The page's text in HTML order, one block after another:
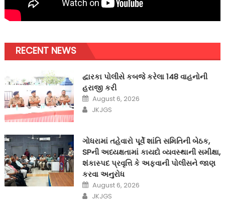
RECENT NEWS
દ્વારકા પોલીસે કબજે કરેલા 148 વાહનોની
હરાજી કરી
Posted
on
August 6, 2026
Author
JKJGS
ગોધરામાં તહેવારો પૂર્વે શાંતિ સમિતિની બેઠક,
SPની અધ્યક્ષતામાં કાયદો વ્યવસ્થાની સમીક્ષા,
શંકાસ્પદ પ્રવૃત્તિ કે અફવાની પોલીસને જાણ
કરવા અનુરોધ
Posted
on
August 6, 2026
Author
JKJGS